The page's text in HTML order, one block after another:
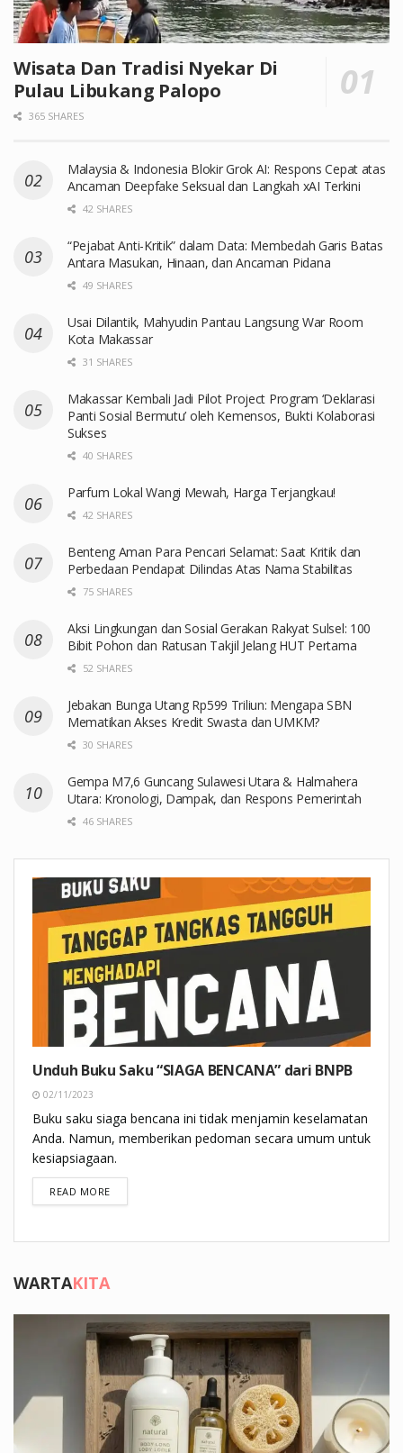
Wisata Dan Tradisi Nyekar Di
Pulau Libukang Palopo
365 SHARES
Malaysia & Indonesia Blokir Grok AI: Respons Cepat atas
Ancaman Deepfake Seksual dan Langkah xAI Terkini
42 SHARES
“Pejabat Anti-Kritik” dalam Data: Membedah Garis Batas
Antara Masukan, Hinaan, dan Ancaman Pidana
49 SHARES
Usai Dilantik, Mahyudin Pantau Langsung War Room
Kota Makassar
31 SHARES
Makassar Kembali Jadi Pilot Project Program ‘Deklarasi
Panti Sosial Bermutu’ oleh Kemensos, Bukti Kolaborasi
Sukses
40 SHARES
Parfum Lokal Wangi Mewah, Harga Terjangkau!
42 SHARES
Benteng Aman Para Pencari Selamat: Saat Kritik dan
Perbedaan Pendapat Dilindas Atas Nama Stabilitas
75 SHARES
Aksi Lingkungan dan Sosial Gerakan Rakyat Sulsel: 100
Bibit Pohon dan Ratusan Takjil Jelang HUT Pertama
52 SHARES
Jebakan Bunga Utang Rp599 Triliun: Mengapa SBN
Mematikan Akses Kredit Swasta dan UMKM?
30 SHARES
Gempa M7,6 Guncang Sulawesi Utara & Halmahera
Utara: Kronologi, Dampak, dan Respons Pemerintah
46 SHARES
Unduh Buku Saku “SIAGA BENCANA” dari BNPB
02/11/2023
Buku saku siaga bencana ini tidak menjamin keselamatan
Anda. Namun, memberikan pedoman secara umum untuk
kesiapsiagaan.
READ MOREDETAILS
WARTAKITA